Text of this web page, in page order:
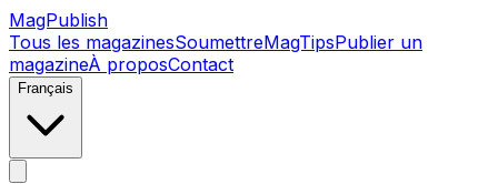
MagPublish
Tous les magazinesSoumettreMagTipsPublier un
magazineÀ proposContact
Français